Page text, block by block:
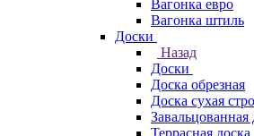
Вагонка евро
Вагонка штиль
Доски
Назад
Доски
Доска обрезная
Доска сухая
Завальцованная
Террасная доска